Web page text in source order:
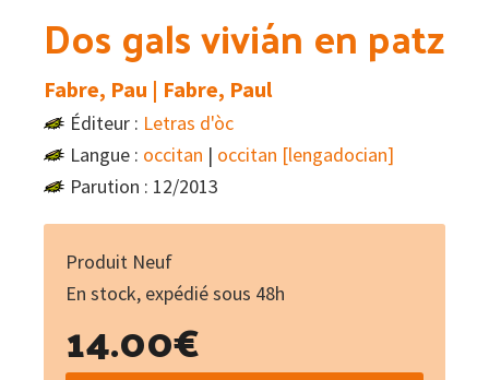
Dos gals vivián en patz
Fabre, Pau | Fabre, Paul
Éditeur : Letras d'òc
Langue : occitan | occitan [lengadocian]
Parution : 12/2013
Produit Neuf
En stock, expédié sous 48h
14.00€